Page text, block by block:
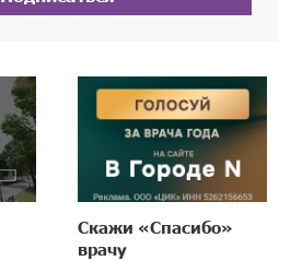
Скажи «Спасибо»
врачу